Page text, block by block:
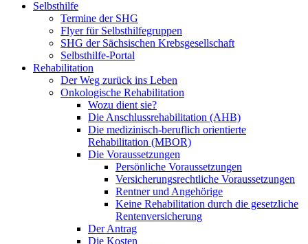
Selbsthilfe
Termine der SHG
Flyer für Selbsthilfegruppen
SHG der Sächsischen Krebsgesellschaft
Selbsthilfe-Portal
Rehabilitation
Der Weg zurück ins Leben
Onkologische Rehabilitation
Wozu dient sie?
Die Anschlussrehabilitation (AHB)
Die medizinisch-beruflich orientierte
Rehabilitation (MBOR)
Die Voraussetzungen
Persönliche Voraussetzungen
Versicherungsrechtliche Voraussetzungen
Rentner und Angehörige
Keine Rehabilitation durch die gesetzliche
Rentenversicherung
Der Antrag
Die Kosten